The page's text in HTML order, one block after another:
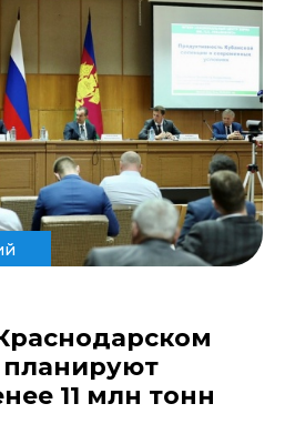
планируют
11 млн тонн